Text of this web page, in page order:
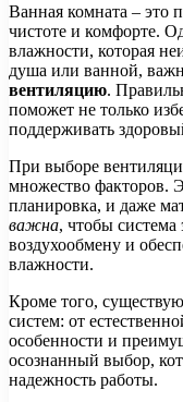
Ванная комната – это
чистоте и комфорте.
влажности, которая
душа или ванной,
вентиляцию.
поможет не только
поддерживать
При выборе
множество факторов.
планировка, и даже
важна, чтобы система
воздухообмену и
влажности.
Кроме того,
систем: от
особенности и
осознанный выбор,
надежность работы.